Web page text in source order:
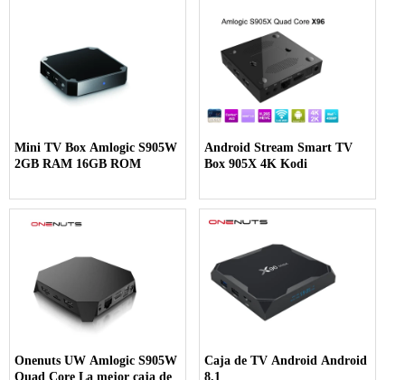
Mini TV Box Amlogic S905W
2GB RAM 16GB ROM
Android Stream Smart TV
Box 905X 4K Kodi
Onenuts UW Amlogic S905W
Quad Core La mejor caja de
Caja de TV Android Android
8.1